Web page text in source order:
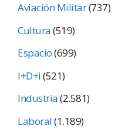
Aviación Militar(737)
Cultura(519)
Espacio(699)
I+D+i(521)
Industria(2.581)
Laboral(1.189)